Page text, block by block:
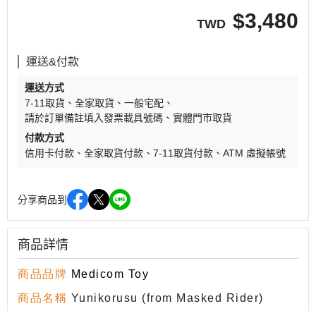
TWD $3,480
運送&付款
運送方式
7-11取貨
全家取貨
一般宅配
請於訂單備註填入發票載具號碼
實體門市取貨
付款方式
信用卡付款
全家取貨付款 7-11取貨付款 ATM 虛擬帳號
分享商品到
商品詳情
商品品牌 Medicom Toy
商品名稱 Yunikorusu (from Masked Rider)